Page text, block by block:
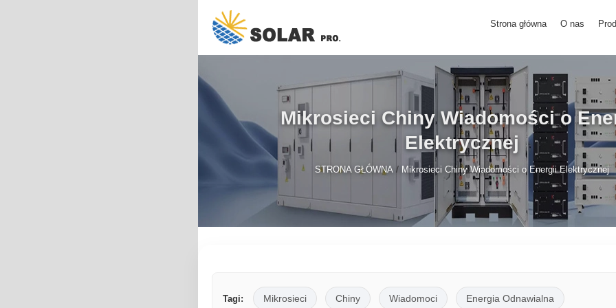
Strona główna O nas
Mikrosieci Chiny Wiadomości o
Elektrycznej
STRONA GŁÓWNA / Mikrosieci Chiny Wiadomości o Energii Elektrycznej
Tagi: Mikrosieci Chiny Wiadomoci Energia Odnawialna